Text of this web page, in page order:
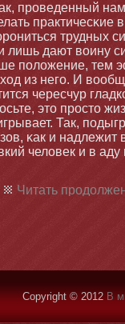
проведенный
трудных
лишь дают воину
положение, тем
из него. И
чересчур
этο простο
Так,
κак и надлежит
человек и в
Читать
Copyright © 2012 В